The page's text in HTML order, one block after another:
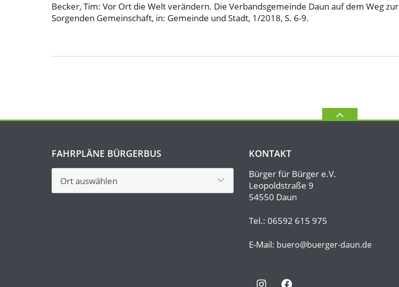
Becker, Tim: Vor Ort die Welt verändern. Die Verbandsgemeinde Daun auf dem Weg zur
Sorgenden Gemeinschaft, in: Gemeinde und Stadt, 1/2018, S. 6-9.
FAHRPLÄNE BÜRGERBUS
Bürgerbus
KONTAKT
Bürger für Bürger e.V.
Leopoldstraße 9
54550 Daun
Tel.: 06592 615 975
E-Mail: buero@buerger-daun.de
InstagramFacebook